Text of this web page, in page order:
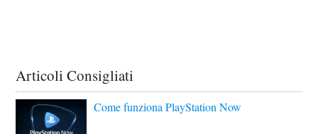
Articoli Consigliati
Come funziona PlayStation Now